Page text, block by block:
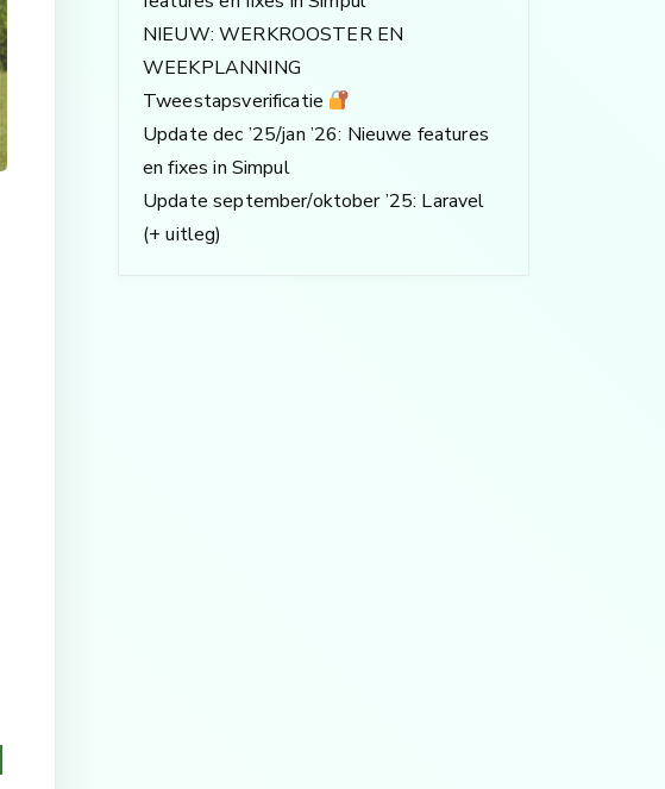
NIEUW: WERKROOSTER EN
WEEKPLANNING
Tweestapsverificatie
Update dec ’25/jan ’26: Nieuwe features
en fixes in Simpul
Update september/oktober ’25: Laravel
(+ uitleg)